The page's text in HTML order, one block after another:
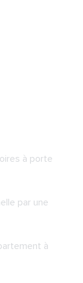
à porte
par une
à